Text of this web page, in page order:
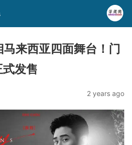
来西亚四面舞台！门
发售
2 years ago